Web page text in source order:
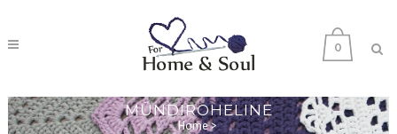
0
MÜNDIROHELINE
Home>